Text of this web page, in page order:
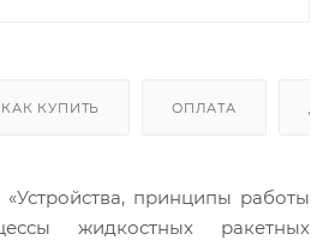
КАК КУПИТЬ ОПЛАТА
принципы работы
жидкостных ракетных